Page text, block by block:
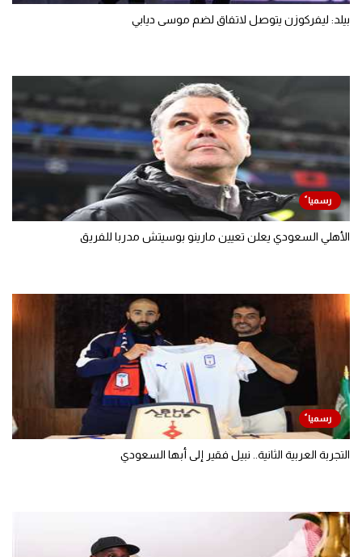
بيلد: ليفركوزن يتوصل لاتفاق لضم موسى ديابي
الأهلي السعودي يعلن تعيين مارينو بوسيتش مدربا للفريق
التجربة العربية الثانية.. نبيل فقير إلى أبها السعودي